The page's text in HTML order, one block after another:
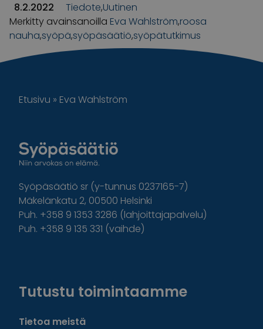
8.2.2022 Tiedote,Uutinen
Merkitty avainsanoilla Eva Wahlström,roosa
nauha,syöpä,syöpäsäätiö,syöpätutkimus
Etusivu » Eva Wahlström
Syöpäsäätiö sr (y-tunnus 0237165-7)
Mäkelänkatu 2, 00500 Helsinki
Puh. +358 9 1353 3286 (lahjoittajapalvelu)
Puh. +358 9 135 331 (vaihde)
Tutustu toimintaamme
Tietoa meistä